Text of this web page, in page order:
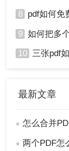
8 pdf如何免
9 如何把多个
10 三张pdf如
最新文章
● 怎么合并
● 两个PDF怎么